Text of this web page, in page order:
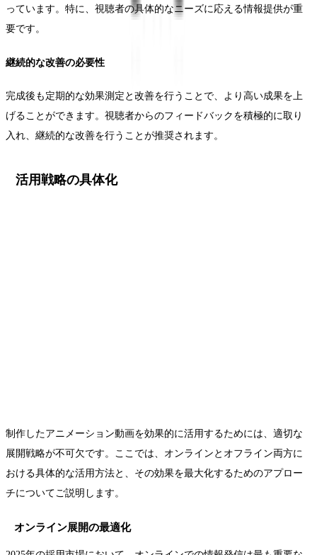
っています。特に、視聴者の具体的なニーズに応える情報提供が重
要です。
継続的な改善の必要性
完成後も定期的な効果測定と改善を行うことで、より高い成果を上
げることができます。視聴者からのフィードバックを積極的に取り
入れ、継続的な改善を行うことが推奨されます。
活用戦略の具体化
制作したアニメーション動画を効果的に活用するためには、適切な
展開戦略が不可欠です。ここでは、オンラインとオフライン両方に
おける具体的な活用方法と、その効果を最大化するためのアプロー
チについてご説明します。
オンライン展開の最適化